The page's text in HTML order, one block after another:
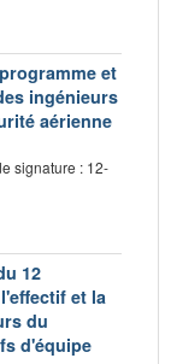
et
ingénieurs
aérienne
signature : 12-
12
et la
du
d'équipe